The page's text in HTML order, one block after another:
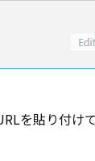
を貼り付け